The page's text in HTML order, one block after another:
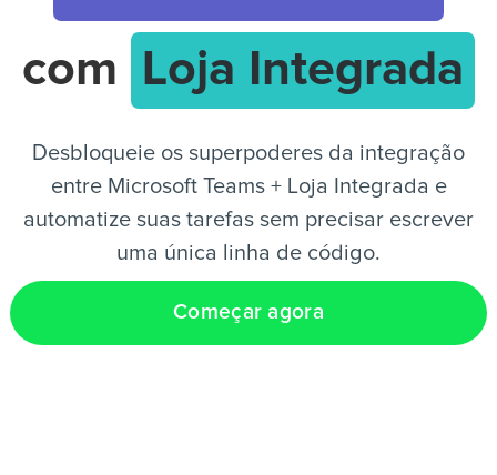
PT
com
Loja Integrada
Desbloqueie os superpoderes da integração
entre Microsoft Teams + Loja Integrada e
automatize suas tarefas sem precisar escrever
uma única linha de código.
Começar agora